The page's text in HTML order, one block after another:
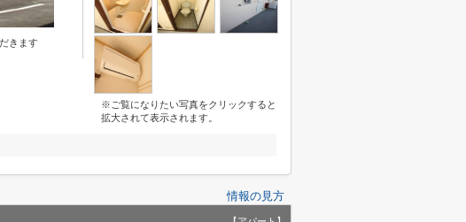
きます
※ご覧になりたい写真をクリックすると
拡大されて表示されます。
情報の見方